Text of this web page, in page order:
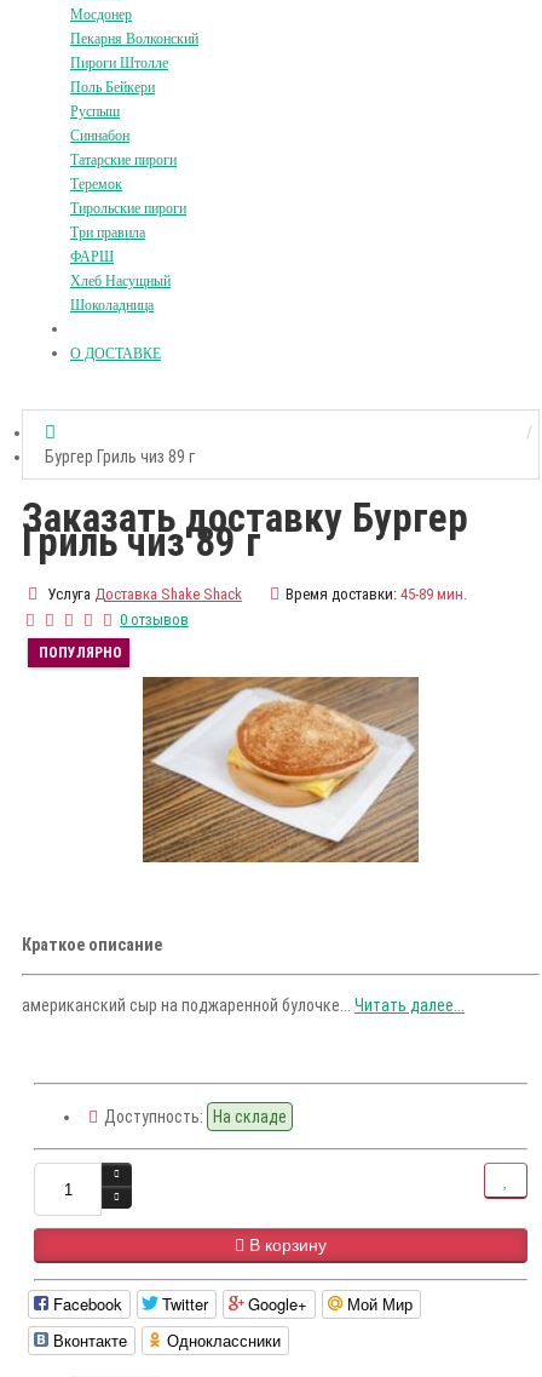
Мосдонер
Пекарня Волконский
Пироги Штолле
Поль Бейкери
Руспыш
Синнабон
Татарские пироги
Теремок
Тирольские пироги
Три правила
ФАРШ
Хлеб Насущный
Шоколадница
О ДОСТАВКЕ
Бургер Гриль чиз 89 г
Заказать доставку Бургер
Гриль чиз 89 г
Услуга Доставка Shake Shack Время доставки: 45-89 мин.
0 отзывов
ПОПУЛЯРНО
Краткое описание
американский сыр на поджаренной булочке... Читать далее...
Доступность: На складе
В корзину
Facebook Twitter Google+
Мой Мир
Вконтакте
Одноклассники